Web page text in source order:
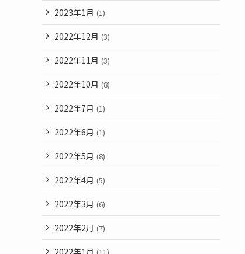
2023年1月 (1)
2022年12月 (3)
2022年11月 (3)
2022年10月 (8)
2022年7月 (1)
2022年6月 (1)
2022年5月 (8)
2022年4月 (5)
2022年3月 (6)
2022年2月 (7)
2022年1月